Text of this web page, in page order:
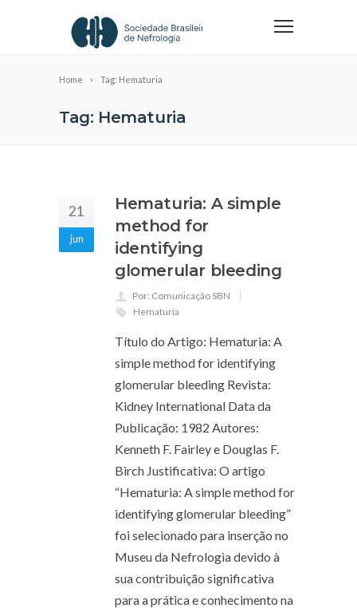
Home Tag: Hematuria
Tag: Hematuria
21
jun
Hematuria: A simple
method for
identifying
glomerular bleeding
Por: Comunicação SBN
Hematuria
Título do Artigo: Hematuria: A
simple method for identifying
glomerular bleeding Revista:
Kidney International Data da
Publicação: 1982 Autores:
Kenneth F. Fairley e Douglas F.
Birch Justificativa: O artigo
“Hematuria: A simple method for
identifying glomerular bleeding”
foi selecionado para inserção no
Museu da Nefrologia devido à
sua contribuição significativa
para a prática e conhecimento na